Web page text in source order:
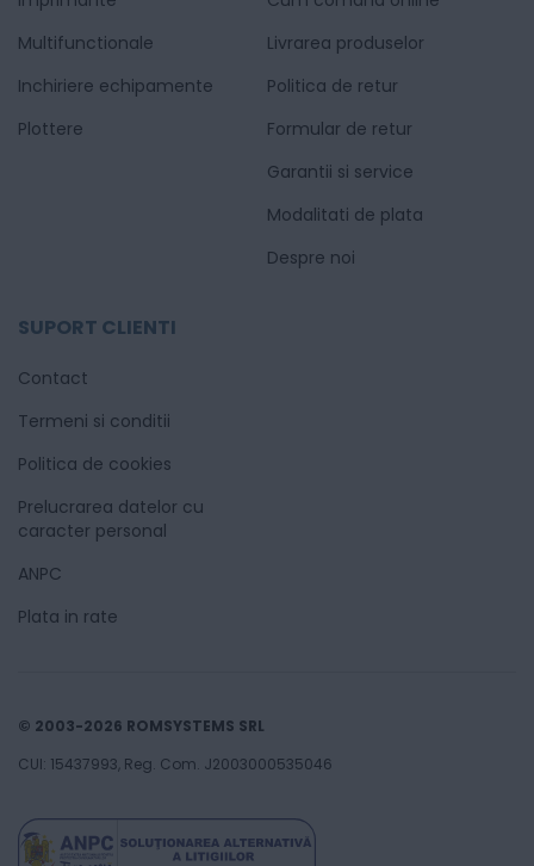
Multifunctionale
Inchiriere echipamente
Plottere
Livrarea produselor
Politica de retur
Formular de retur
Garantii si service
Modalitati de plata
Despre noi
SUPORT CLIENTI
Contact
Termeni si conditii
Politica de cookies
Prelucrarea datelor cu
caracter personal
ANPC
Plata in rate
© 2003-2026 ROMSYSTEMS SRL
CUI: 15437993, Reg. Com. J2003000535046